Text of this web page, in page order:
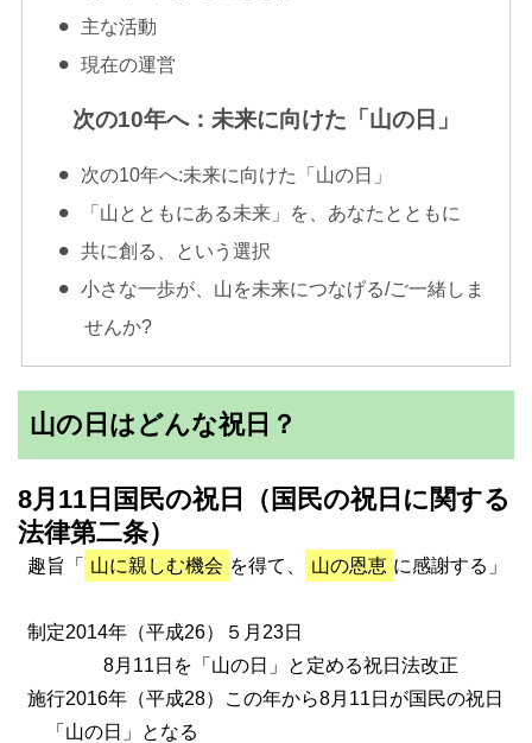
主な活動
現在の運営
次の10年へ：未来に向けた「山の日」
次の10年へ:未来に向けた「山の日」
「山とともにある未来」を、あなたとともに
共に創る、という選択
小さな一歩が、山を未来につなげる/ご一緒しま
せんか?
山の日はどんな祝日？
8月11日国民の祝日（国民の祝日に関する
法律第二条）
趣旨「 山に親しむ機会 を得て、 山の恩恵 に感謝する」
制定2014年（平成26）５月23日
8月11日を「山の日」と定める祝日法改正
施行2016年（平成28）この年から8月11日が国民の祝日
「山の日」となる